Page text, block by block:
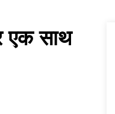
एक साथ